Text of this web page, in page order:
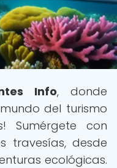
Info, donde
del turismo
Sumérgete con
travesías, desde
ecológicas.